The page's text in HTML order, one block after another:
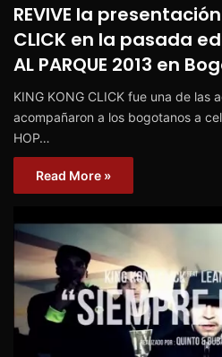
REVIVE la
CLICK en la pasada
AL PARQUE 2013 en
KING KONG CLICK fue una de las
acompañaron a los bogotanos a
HOP…
Read More »